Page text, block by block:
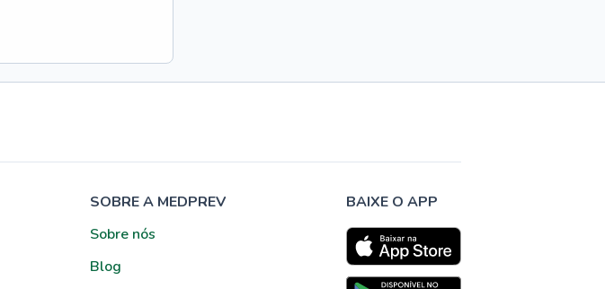
SOBRE A MEDPREV
Sobre nós
Blog
BAIXE O APP